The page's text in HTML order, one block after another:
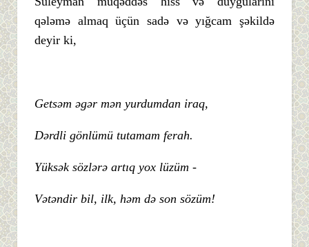
qələmə almaq üçün sadə və yığcam şəkildə
deyir ki,
Getsəm əgər mən yurdumdan iraq,
Dərdli gönlümü tutamam ferah.
Yüksək sözlərə artıq yox lüzüm -
Vətəndir bil, ilk, həm də son sözüm!